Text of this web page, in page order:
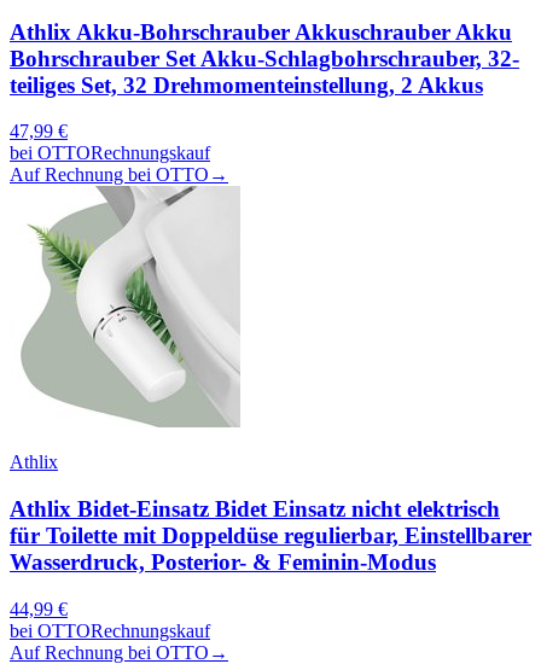
Athlix Akku-Bohrschrauber Akkuschrauber Akku
Bohrschrauber Set Akku-Schlagbohrschrauber, 32-
teiliges Set, 32 Drehmomenteinstellung, 2 Akkus
47,99 €
bei OTTORechnungskauf
Auf Rechnung bei OTTO →
Athlix
Athlix Bidet-Einsatz Bidet Einsatz nicht elektrisch
für Toilette mit Doppeldüse regulierbar, Einstellbarer
Wasserdruck, Posterior- & Feminin-Modus
44,99 €
bei OTTORechnungskauf
Auf Rechnung bei OTTO →